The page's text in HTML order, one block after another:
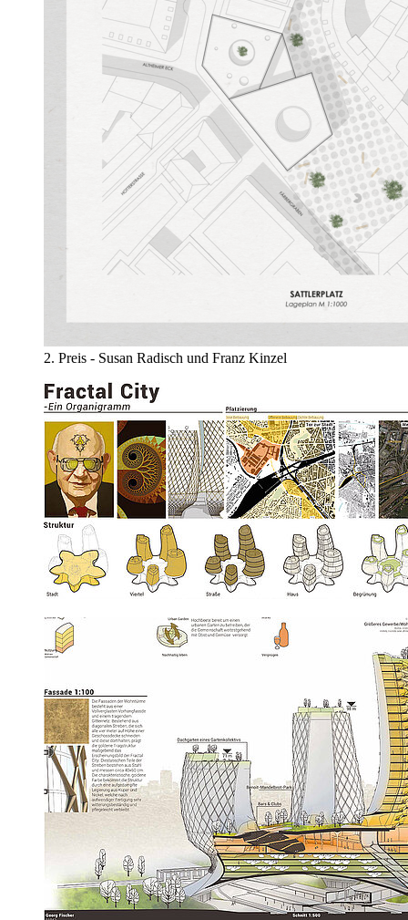
2. Preis - Susan Radisch und Franz Kinzel